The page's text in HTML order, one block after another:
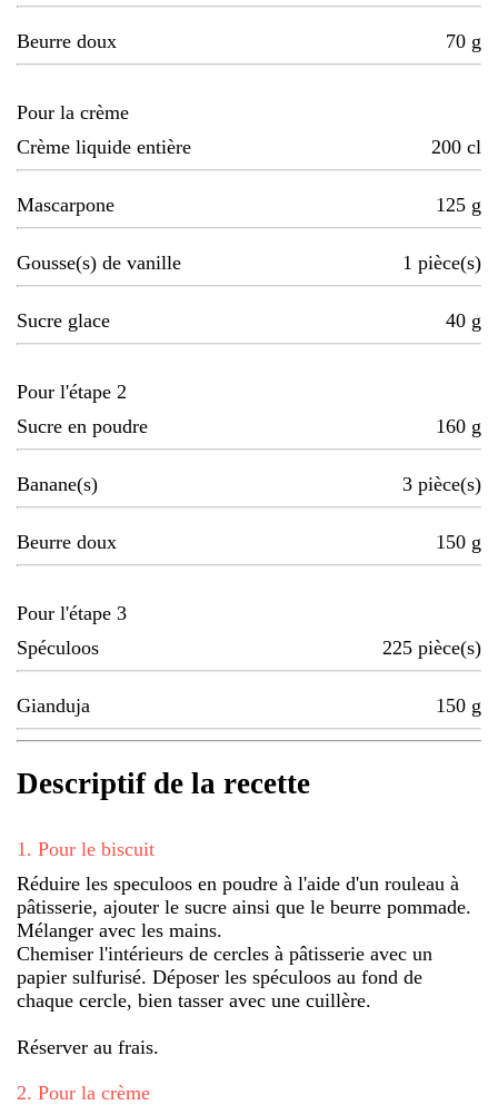
Beurre doux 70 g
Pour la crème
Crème liquide entière
200 cl
Mascarpone 125 g
Gousse(s) de vanille 1 pièce(s)
Sucre glace 40 g
Pour l'étape 2
Sucre en poudre
160 g
Banane(s) 3 pièce(s)
Beurre doux 150 g
Pour l'étape 3
Spéculoos
225 pièce(s)
Gianduja 150 g
Descriptif de la recette
1 . Pour le biscuit
Réduire les speculoos en poudre à l'aide d'un rouleau à
pâtisserie, ajouter le sucre ainsi que le beurre pommade.
Mélanger avec les mains.
Chemiser l'intérieurs de cercles à pâtisserie avec un
papier sulfurisé. Déposer les spéculoos au fond de
chaque cercle, bien tasser avec une cuillère.
Réserver au frais.
2. Pour la crème